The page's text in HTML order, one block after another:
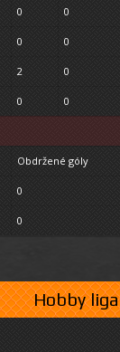
Hobby liga
0 0
0 0
2 0
0 0
Obdržené góly
0
0